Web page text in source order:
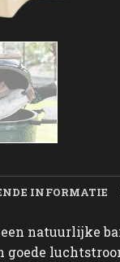
INFORMATIE
natuurlijke
goede